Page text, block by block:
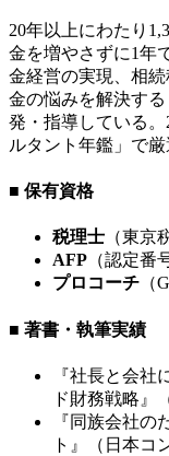
20年以上にわたり
金を増やさずに1年
金経営の実現、相
金の悩みを解決す
発・指導している
ルタント年鑑」で
■ 保有資格
税理士 （東京
AFP （認定番
プロコーチ （
■ 著書・執筆実績
『社長と会社
ド財務戦略』
『同族会社の
ト』（日本コ